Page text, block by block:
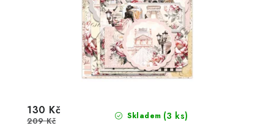
Skladem (3 ks)
130 Kč
209 Kč